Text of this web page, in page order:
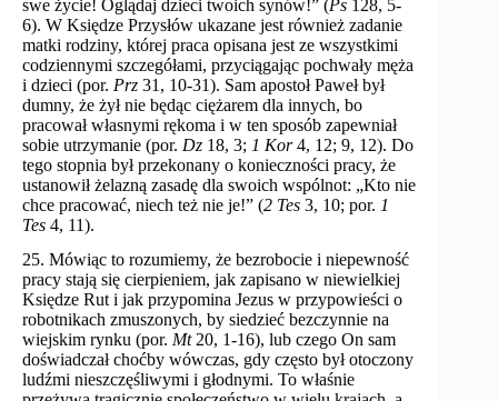
swe życie! Oglądaj dzieci twoich synów!” (Ps 128, 5-
6). W Księdze Przysłów ukazane jest również zadanie
matki rodziny, której praca opisana jest ze wszystkimi
codziennymi szczegółami, przyciągając pochwały męża
i dzieci (por. Prz 31, 10-31). Sam apostoł Paweł był
dumny, że żył nie będąc ciężarem dla innych, bo
pracował własnymi rękoma i w ten sposób zapewniał
sobie utrzymanie (por. Dz 18, 3; 1 Kor4, 12; 9, 12). Do
tego stopnia był przekonany o konieczności pracy, że
ustanowił żelazną zasadę dla swoich wspólnot: „Kto nie
chce pracować, niech też nie je!” (2 Tes 3, 10; por. 1
Tes 4, 11).
25. Mówiąc to rozumiemy, że bezrobocie i niepewność
pracy stają się cierpieniem, jak zapisano w niewielkiej
Księdze Rut i jak przypomina Jezus w przypowieści o
robotnikach zmuszonych, by siedzieć bezczynnie na
wiejskim rynku (por. Mt20, 1-16), lub czego On sam
doświadczał choćby wówczas, gdy często był otoczony
ludźmi nieszczęśliwymi i głodnymi. To właśnie